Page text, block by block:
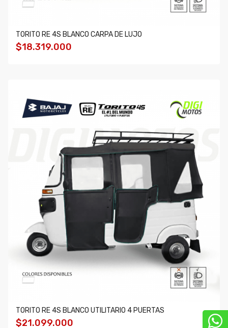
TORITO RE 4S BLANCO CARPA DE LUJO
$18.319.000
TORITO RE 4S BLANCO UTILITARIO 4 PUERTAS
$21.099.000